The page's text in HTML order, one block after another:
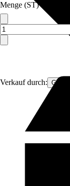
Verkauf durch: Gimeg
Menge (ST)